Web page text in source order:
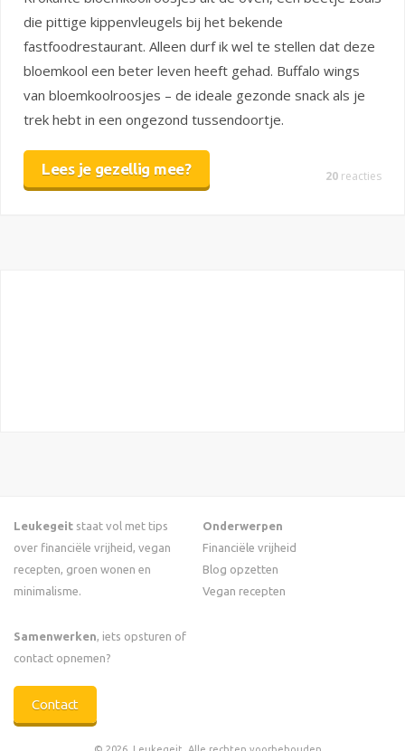
die pittige kippenvleugels bij het bekende
fastfoodrestaurant. Alleen durf ik wel te stellen dat deze
bloemkool een beter leven heeft gehad. Buffalo wings
van bloemkoolroosjes – de ideale gezonde snack als je
trek hebt in een ongezond tussendoortje.
Lees je gezellig mee? 20 reacties
Leukegeit staat vol met tips
over financiële vrijheid, vegan
recepten, groen wonen en
minimalisme.
Samenwerken, iets opsturen of
contact opnemen?
Contact
Onderwerpen
Financiële vrijheid
Blog opzetten
Vegan recepten